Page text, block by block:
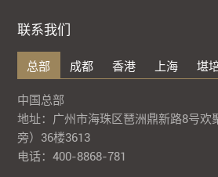
联系我们
总部 成都 香港 上海 堪
中国总部
地址：广州市海珠区琶洲鼎新路8号欢
旁）36楼3613
电话：400-8868-781